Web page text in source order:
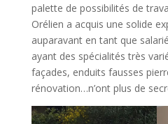
palette de possibilités de
Orélien a acquis une solide
auparavant en tant que
ayant des spécialités très
façades, enduits fausses
rénovation…n’ont plus de